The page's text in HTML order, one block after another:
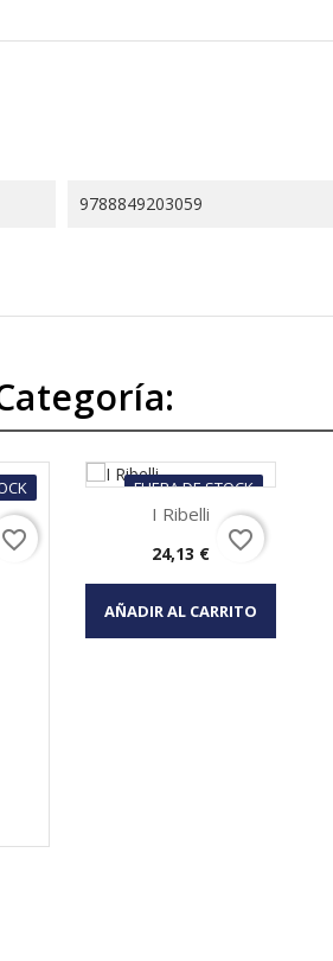
9788849203059
favorite_border
FUERA DE STOCK
Vista rápida
I Ribelli
Precio
24,13 €
AÑADIR AL CARRITO
favorite_border